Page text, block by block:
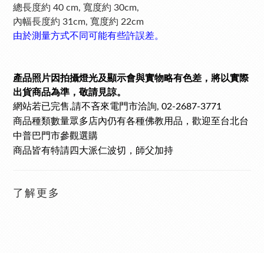
總長度約 40 cm, 寬度約 30cm,
內幅長度約 31cm, 寬度約 22cm
由於測量方式不同可能有些許誤差。
產品照片因拍攝燈光及顯示會與實物略有色差，將以實際
出貨商品為準，敬請見諒。
網站若已完售,請不吝來電門市洽詢, 02-2687-3771
商品種類數量眾多店內仍有各種佛教用品，歡迎至台北台
中普巴門市參觀選購
商品皆有特請四大派仁波切，師父加持
了解更多